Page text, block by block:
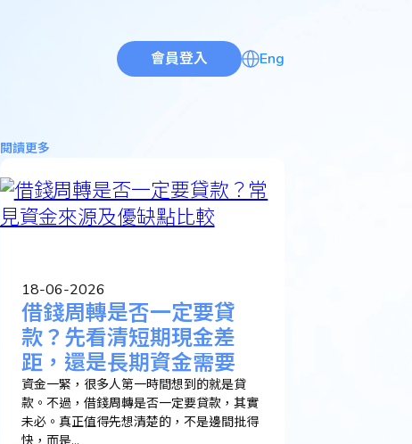
會員登入 Eng
閱讀更多
18-06-2026
借錢周轉是否一定要貸
款？先看清短期現金差
距，還是長期資金需要
資金一緊，很多人第一時間想到的就是貸
款。不過，借錢周轉是否一定要貸款，其實
未必。真正值得先想清楚的，不是邊間批得